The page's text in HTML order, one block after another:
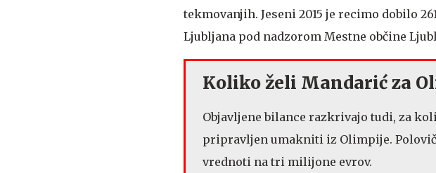
tekmovanjih. Jeseni 2015 je recimo dobilo
Ljubljana pod nadzorom Mestne občine
Koliko želi Mandarić za
Objavljene bilance razkrivajo tudi, za
pripravljen umakniti iz Olimpije.
vrednoti na tri milijone evrov.